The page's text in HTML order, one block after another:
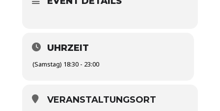
UHRZEIT
(Samstag) 18:30 - 23:00
VERANSTALTUNGSORT